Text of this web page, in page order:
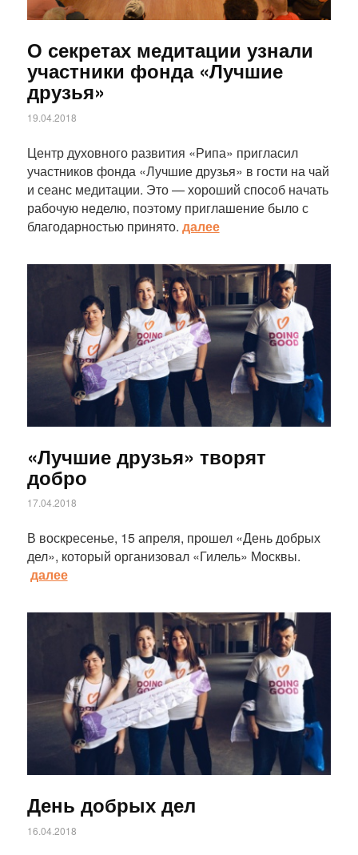
О секретах медитации узнали
участники фонда «Лучшие
друзья»
19.04.2018
Центр духовного развития «Рипа» пригласил
участников фонда «Лучшие друзья» в гости на чай
и сеанс медитации. Это — хороший способ начать
рабочую неделю, поэтому приглашение было с
благодарностью принято. далее
«Лучшие друзья» творят
добро
17.04.2018
В воскресенье, 15 апреля, прошел «День добрых
дел», который организовал «Гилель» Москвы.
далее
День добрых дел
16.04.2018